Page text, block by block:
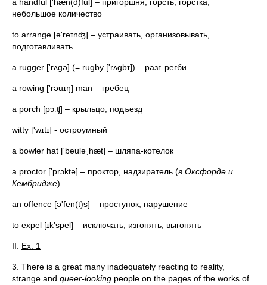
небольшое количество
to arrange [ə'reɪnʤ] – устраивать, организовывать,
подготавливать
a rugger ['rʌgə] (= rugby ['rʌgbɪ]) – разг. регби
a rowing ['rəuɪŋ] man – гребец
a porch [pɔːʧ] – крыльцо, подъезд
witty ['wɪtɪ] - остроумный
a bowler hat ['bəuləˌhæt] – шляпа-котелок
a proctor ['prɔktə] – проктор, надзиратель (в Оксфорде и
Кембридже)
an offence [ə'fen(t)s] – проступок, нарушение
to expel [ɪk'spel] – исключать, изгонять, выгонять
II. Ex. 1
3. There is a great many inadequately reacting to reality,
strange and queer-looking people on the pages of the works of